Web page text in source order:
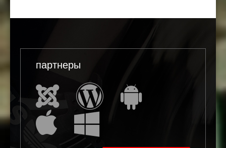
партнеры